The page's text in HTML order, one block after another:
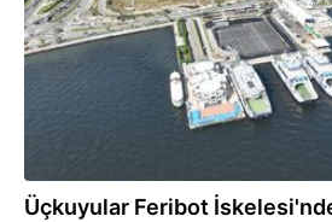
Üçkuyular Feribot